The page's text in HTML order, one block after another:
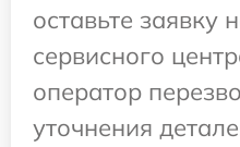
оставьте заявку
сервисного
оператор
уточнения